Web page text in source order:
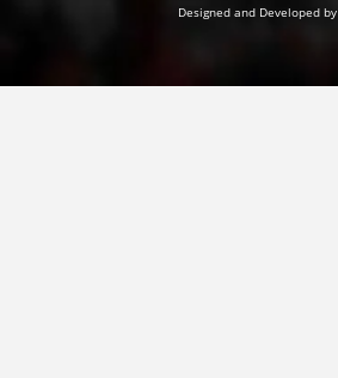
Designed and Developed by